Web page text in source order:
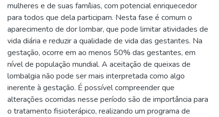
mulheres e de suas famílias, com potencial enriquecedor
para todos que dela participam. Nesta fase é comum o
aparecimento de dor lombar, que pode limitar atividades de
vida diária e reduzir a qualidade de vida das gestantes. Na
gestação, ocorre em ao menos 50% das gestantes, em
nível de população mundial. A aceitação de queixas de
lombalgia não pode ser mais interpretada como algo
inerente à gestação. É possível compreender que
alterações ocorridas nesse período são de importância para
o tratamento fisioterápico, realizando um programa de